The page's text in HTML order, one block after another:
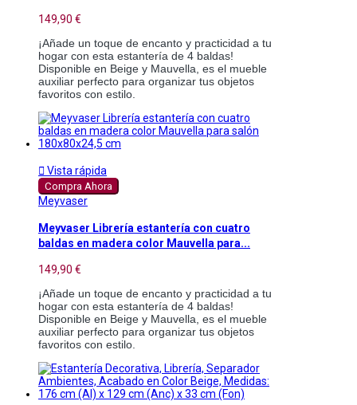
149,90 €
¡Añade un toque de encanto y practicidad a tu
hogar con esta estantería de 4 baldas!
Disponible en Beige y Mauvella, es el mueble
auxiliar perfecto para organizar tus objetos
favoritos con estilo.
 Vista rápida
Compra Ahora
Meyvaser
Meyvaser Librería estantería con cuatro
baldas en madera color Mauvella para...
149,90 €
¡Añade un toque de encanto y practicidad a tu
hogar con esta estantería de 4 baldas!
Disponible en Beige y Mauvella, es el mueble
auxiliar perfecto para organizar tus objetos
favoritos con estilo.